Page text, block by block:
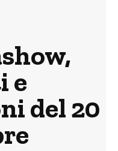
e
del 20